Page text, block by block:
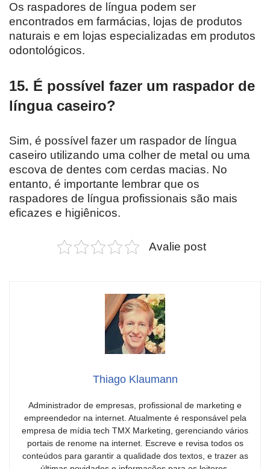
Os raspadores de língua podem ser
encontrados em farmácias, lojas de produtos
naturais e em lojas especializadas em produtos
odontológicos.
15. É possível fazer um raspador de
língua caseiro?
Sim, é possível fazer um raspador de língua
caseiro utilizando uma colher de metal ou uma
escova de dentes com cerdas macias. No
entanto, é importante lembrar que os
raspadores de língua profissionais são mais
eficazes e higiênicos.
Avalie post
Thiago Klaumann
Administrador de empresas, profissional de marketing e
empreendedor na internet. Atualmente é responsável pela
empresa de mídia tech TMX Marketing, gerenciando vários
portais de renome na internet. Escreve e revisa todos os
conteúdos para garantir a qualidade dos textos, e trazer as